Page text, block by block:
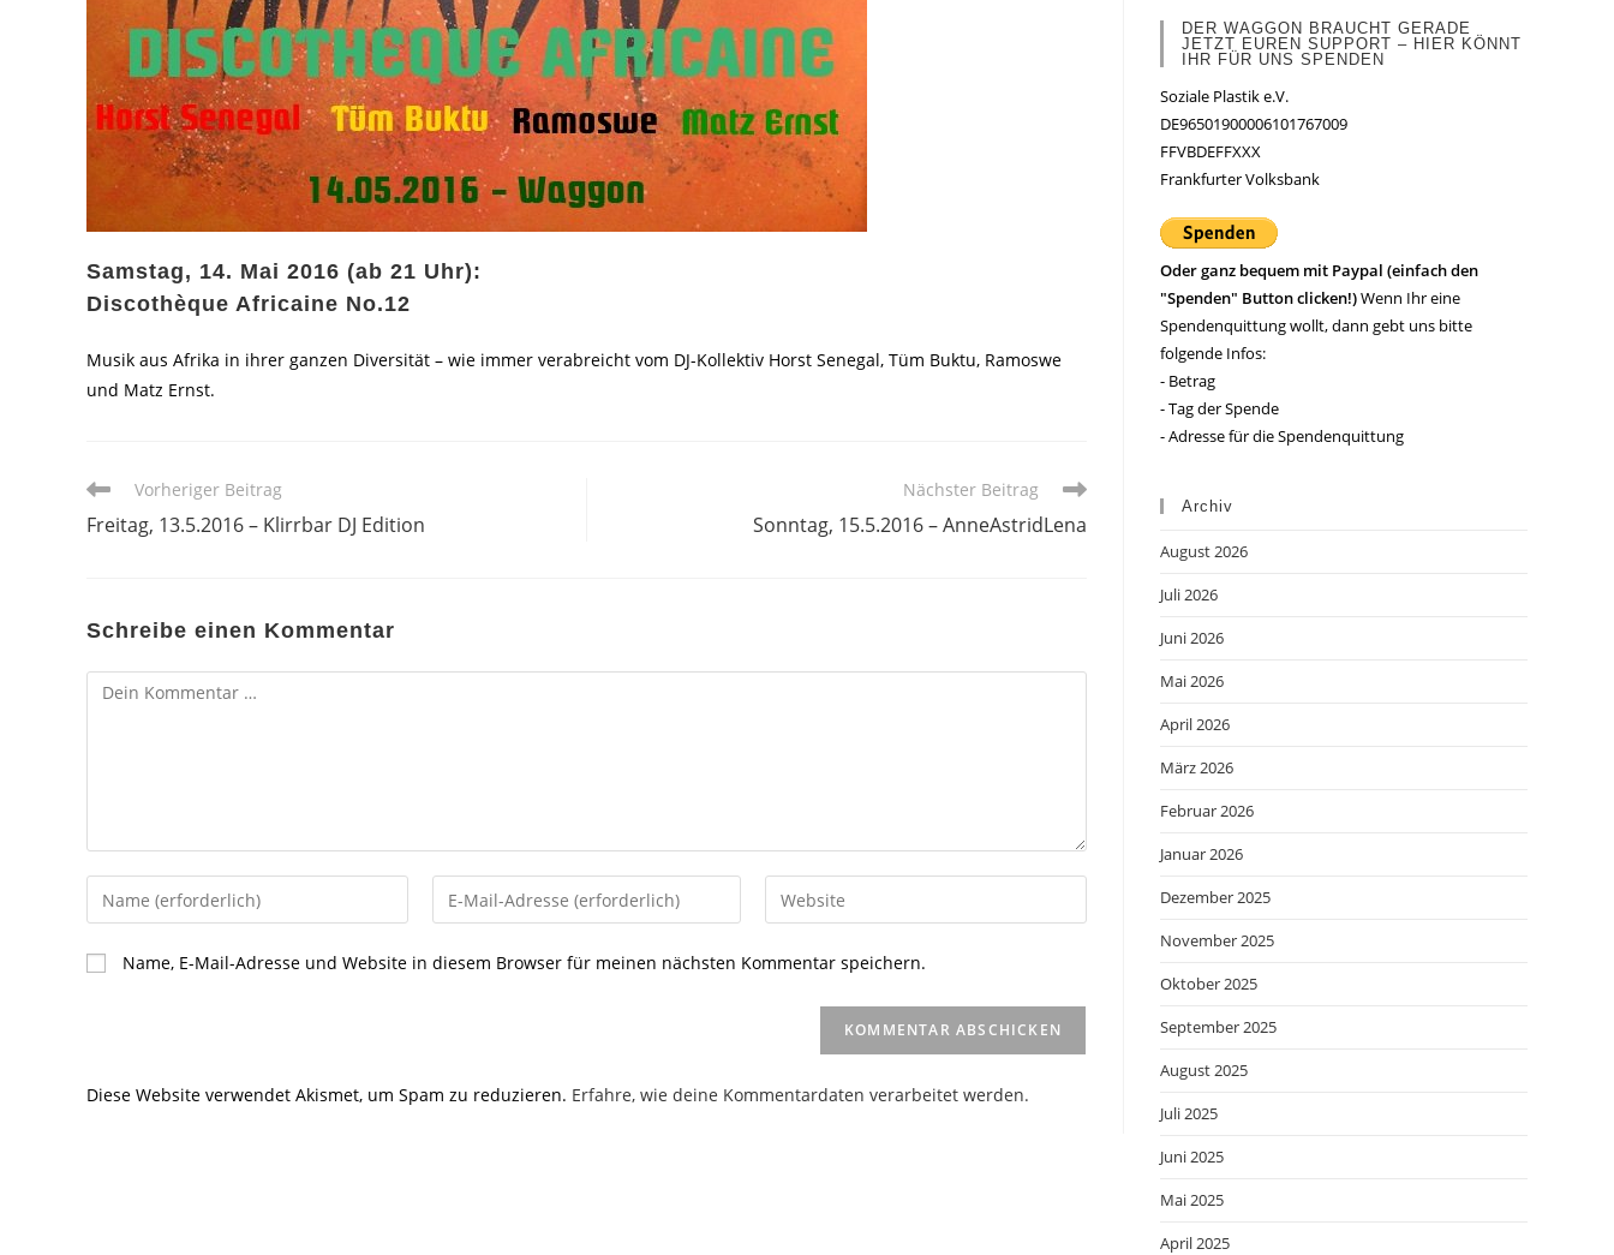
Samstag, 14. Mai 2016 (ab 21 Uhr):
Discothèque Africaine No.12
Musik aus Afrika in ihrer ganzen Diversität – wie immer verabreicht vom DJ-Kollektiv Horst Senegal, Tüm Buktu, Ramoswe
und Matz Ernst.
Weitere
ansehen
Vorheriger Beitrag
Freitag, 13.5.2016 – Klirrbar DJ Edition
Nächster Beitrag
Sonntag, 15.5.2016 – AnneAstridLena
Schreibe einen Kommentar
Kommentar
Gib
deinen
Namen
oder
ein
Gib
deine
ein
Gib
deine
Name, E-Mail-Adresse und Website in diesem Browser für meinen nächsten Kommentar speichern.
Diese Website verwendet Akismet, um Spam zu reduzieren. Erfahre, wie deine Kommentardaten verarbeitet werden.
DER WAGGON BRAUCHT GERADE
JETZT EUREN SUPPORT – HIER KÖNNT
IHR FÜR UNS SPENDEN
Soziale Plastik e.V.
DE96501900006101767009
FFVBDEFFXXX
Frankfurter Volksbank
Oder ganz bequem mit Paypal (einfach den
"Spenden" Button clicken!)Wenn Ihr eine
Spendenquittung wollt, dann gebt uns bitte
folgende Infos:
- Betrag
- Tag der Spende
- Adresse für die Spendenquittung
Archiv
August 2026
Juli 2026
Juni 2026
Mai 2026
April 2026
März 2026
Februar 2026
Januar 2026
Dezember 2025
November 2025
Oktober 2025
September 2025
August 2025
Juli 2025
Juni 2025
Mai 2025
April 2025